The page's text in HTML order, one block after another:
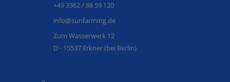
+49 3362 / 88 59 120
info@sunfarming.de
Zum Wasserwerk 12
D - 15537 Erkner (bei Berlin)